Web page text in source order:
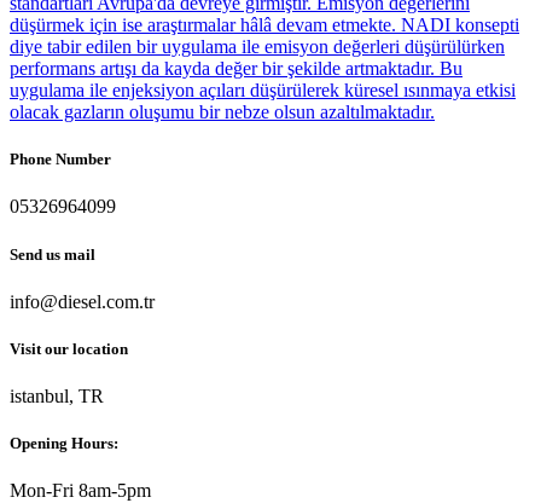
Phone Number
05326964099
Send us mail
info@diesel.com.tr
Visit our location
istanbul, TR
Opening Hours:
Mon-Fri 8am-5pm